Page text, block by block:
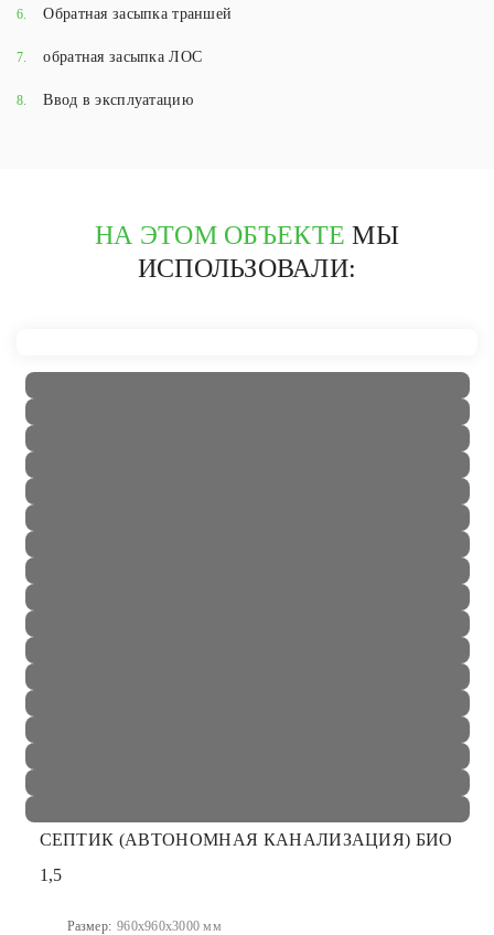
6. Обратная засыпка траншей
7. обратная засыпка ЛОС
8. Ввод в эксплуатацию
НА ЭТОМ ОБЪЕКТЕ МЫ
ИСПОЛЬЗОВАЛИ:
СЕПТИК (АВТОНОМНАЯ КАНАЛИЗАЦИЯ) БИО
1,5
Размер: 960x960x3000 мм